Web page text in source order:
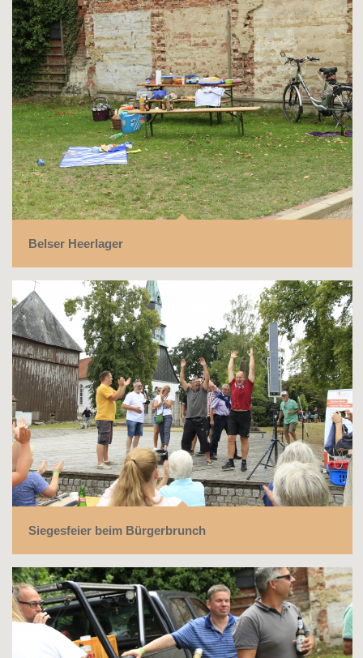
Belser Heerlager
Siegesfeier beim Bürgerbrunch